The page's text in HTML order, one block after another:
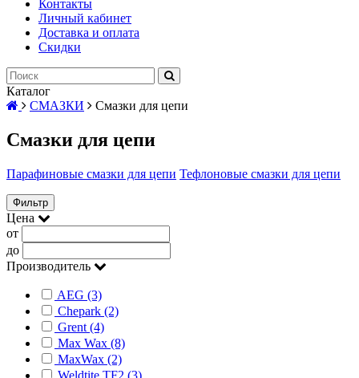
Контакты
Личный кабинет
Доставка и оплата
Скидки
Каталог
СМАЗКИ
Смазки для цепи
Смазки для цепи
Парафиновые смазки для цепи Тефлоновые смазки для цепи
Фильтр
Цена
от
до
Производитель
AEG (3)
Chepark (2)
Grent (4)
Max Wax (8)
MaxWax (2)
Weldtite TF2 (3)